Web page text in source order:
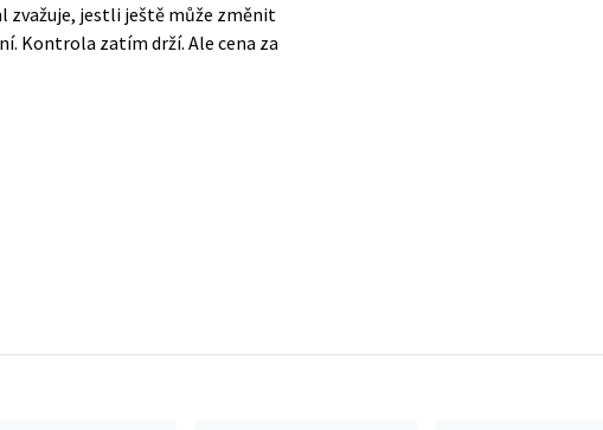
zvažuje, jestli ještě může změnit
Kontrola zatím drží. Ale cena za